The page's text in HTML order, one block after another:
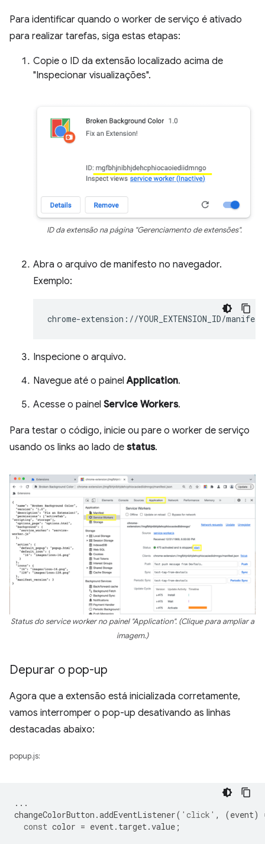
Para identificar quando o worker de serviço é ativado
para realizar tarefas, siga estas etapas:
Copie o ID da extensão localizado acima de
"Inspecionar visualizações".
ID da extensão na página "Gerenciamento de extensões".
Abra o arquivo de manifesto no navegador.
Exemplo:
Inspecione o arquivo.
Navegue até o painelApplication.
Acesse o painel Service Workers.
Para testar o código, inicie ou pare o worker de serviço
usando os links ao lado de status.
Status do service worker no painel "Application". (Clique para ampliar a
imagem.)
Depurar o pop-up
Agora que a extensão está inicializada corretamente,
vamos interromper o pop-up desativando as linhas
destacadas abaixo:
popup.js:
...
changeColorButton .addEventListener( 'click' , (event)
const color = event. target.value ;